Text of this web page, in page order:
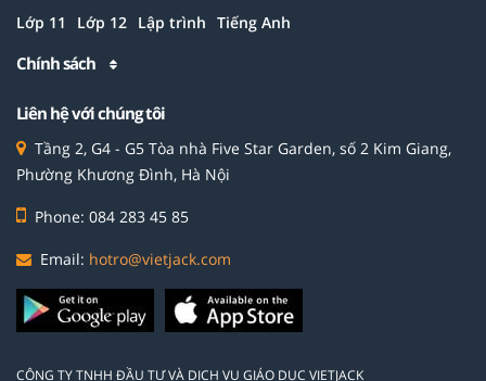
Lớp 11 Lớp 12 Lập trình Tiếng Anh
Chính sách
Liên hệ với chúng tôi
Tầng 2, G4 - G5 Tòa nhà Five Star Garden, số 2 Kim Giang,
Phường Khương Đình, Hà Nội
Phone: 084 283 45 85
Email: hotro@vietjack.com
CÔNG TY TNHH ĐẦU TƯ VÀ DỊCH VỤ GIÁO DỤC VIETJACK